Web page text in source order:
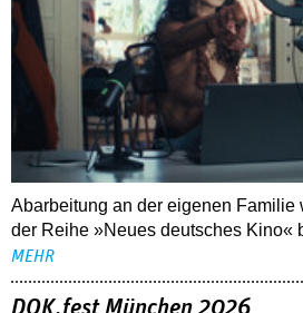
Abarbeitung an der eigenen Familie
der Reihe »Neues deutsches Kino«
MEHR